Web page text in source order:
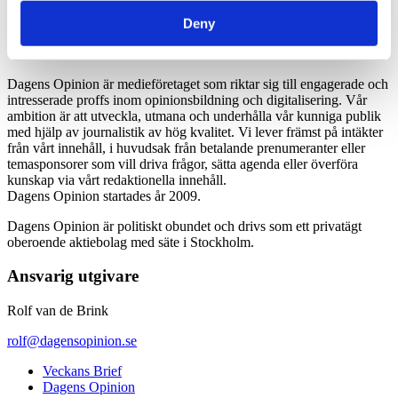
Deny
*Moms 6 procent tillkommer alla priser
Dagens Opinion är medieföretaget som riktar sig till engagerade och
intresserade proffs inom opinionsbildning och digitalisering. Vår
ambition är att utveckla, utmana och underhålla vår kunniga publik
med hjälp av journalistik av hög kvalitet. Vi lever främst på intäkter
från vårt innehåll, i huvudsak från betalande prenumeranter eller
temasponsorer som vill driva frågor, sätta agenda eller överföra
kunskap via vårt redaktionella innehåll.
Dagens Opinion startades år 2009.
Dagens Opinion är politiskt obundet och drivs som ett privatägt
oberoende aktiebolag med säte i Stockholm.
Ansvarig utgivare
Rolf van de Brink
rolf@dagensopinion.se
Veckans Brief
Dagens Opinion